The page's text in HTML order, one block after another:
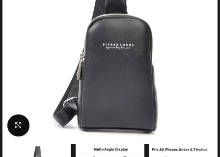
Click to enlarge